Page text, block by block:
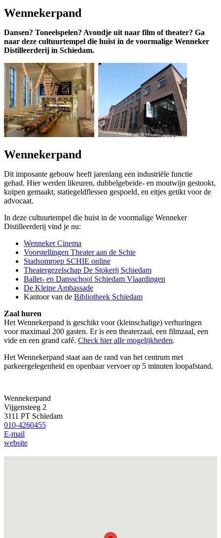
Wennekerpand
Dansen? Toneelspelen? Avondje uit naar film of theater? Ga
naar deze cultuurtempel die huist in de voormalige Wenneker
Distilleerderij in Schiedam.
Wennekerpand
Dit imposante gebouw heeft jarenlang een industriële functie
gehad. Hier werden likeuren, dubbelgebeide- en moutwijn gestookt,
kuipen gemaakt, statiegeldflessen gespoeld, en eitjes getikt voor de
advocaat.
In deze cultuurtempel die huist in de voormalige Wenneker
Distilleerderij vind je nu:
Wenneker Cinema
Voorstellingen Theater aan de Schie
Stadsomroep SCHIE online
Theatergezelschap De Stokerij Schiedam
Ballet- en Dansschool Schiedam Vlaardingen
De Kleine Ambassade
Kantoor van de Bibliotheek Schiedam
Zaal huren
Het Wennekerpand is geschikt voor (kleinschalige) verhuringen
voor maximaal 200 gasten. Er is een theaterzaal, een filmzaal, een
vide en een grand café. Check hier alle mogelijkheden.
Het Wennekerpand staat aan de rand van het centrum met
parkeergelegenheid en openbaar vervoer op 5 minuten loopafstand.
Wennekerpand
Vijgensteeg 2
3111 PT Schiedam
010-4260455
E-mail
website